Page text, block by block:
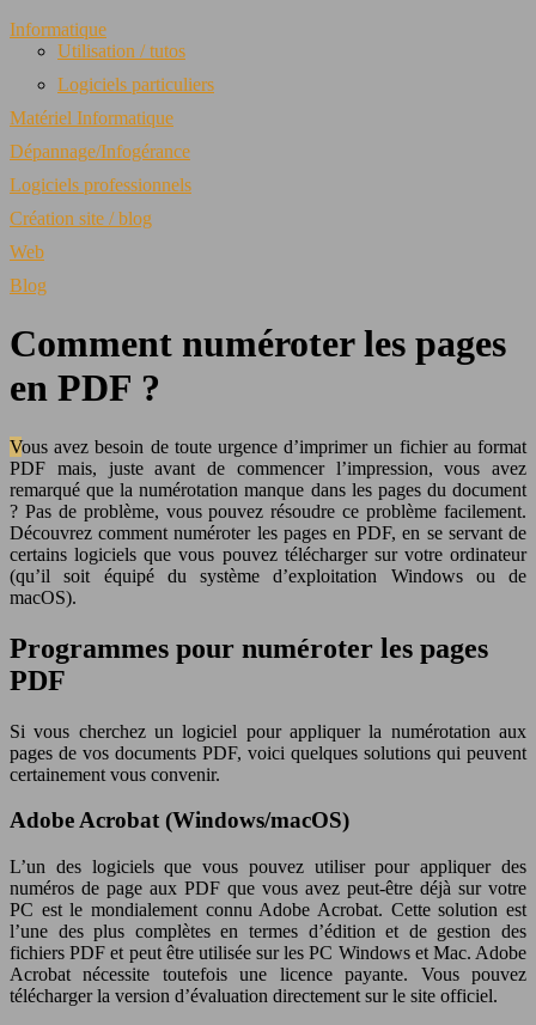
Informatique
Utilisation / tutos
Logiciels particuliers
Matériel Informatique
Dépannage/Infogérance
Logiciels professionnels
Création site / blog
Web
Blog
Comment numéroter les pages
en PDF ?
Vous avez besoin de toute urgence d’imprimer un fichier au format
PDF mais, juste avant de commencer l’impression, vous avez
remarqué que la numérotation manque dans les pages du document
? Pas de problème, vous pouvez résoudre ce problème facilement.
Découvrez comment numéroter les pages en PDF, en se servant de
certains logiciels que vous pouvez télécharger sur votre ordinateur
(qu’il soit équipé du système d’exploitation Windows ou de
macOS).
Programmes pour numéroter les pages
PDF
Si vous cherchez un logiciel pour appliquer la numérotation aux
pages de vos documents PDF, voici quelques solutions qui peuvent
certainement vous convenir.
Adobe Acrobat (Windows/macOS)
L’un des logiciels que vous pouvez utiliser pour appliquer des
numéros de page aux PDF que vous avez peut-être déjà sur votre
PC est le mondialement connu Adobe Acrobat. Cette solution est
l’une des plus complètes en termes d’édition et de gestion des
fichiers PDF et peut être utilisée sur les PC Windows et Mac. Adobe
Acrobat nécessite toutefois une licence payante. Vous pouvez
télécharger la version d’évaluation directement sur le site officiel.